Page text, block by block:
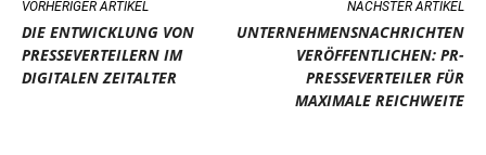
VORHERIGER ARTIKEL
DIE ENTWICKLUNG VON
PRESSEVERTEILERN IM
DIGITALEN ZEITALTER
NÄCHSTER ARTIKEL
UNTERNEHMENSNACHRICHTEN
VERÖFFENTLICHEN: PR-
PRESSEVERTEILER FÜR
MAXIMALE REICHWEITE